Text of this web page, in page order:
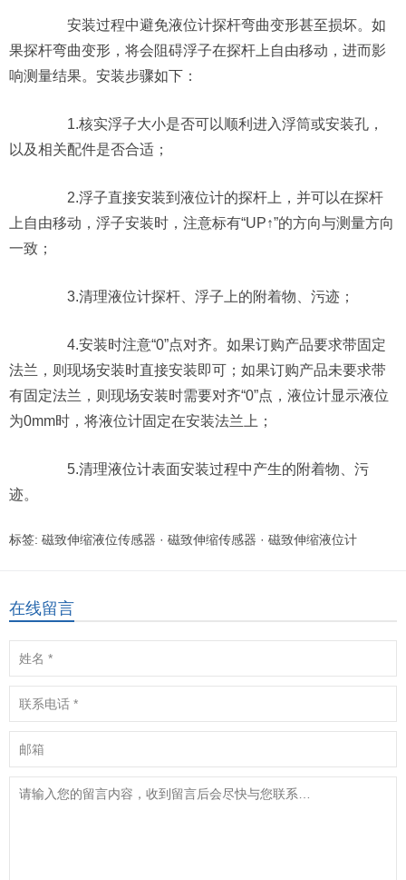
安装过程中避免液位计探杆弯曲变形甚至损坏。如
果探杆弯曲变形，将会阻碍浮子在探杆上自由移动，进而影
响测量结果。安装步骤如下：
1.核实浮子大小是否可以顺利进入浮筒或安装孔，
以及相关配件是否合适；
2.浮子直接安装到液位计的探杆上，并可以在探杆
上自由移动，浮子安装时，注意标有“UP↑”的方向与测量方向
一致；
3.清理液位计探杆、浮子上的附着物、污迹；
4.安装时注意“0”点对齐。如果订购产品要求带固定
法兰，则现场安装时直接安装即可；如果订购产品未要求带
有固定法兰，则现场安装时需要对齐“0”点，液位计显示液位
为0mm时，将液位计固定在安装法兰上；
5.清理液位计表面安装过程中产生的附着物、污
迹。
标签: 磁致伸缩液位传感器 · 磁致伸缩传感器 · 磁致伸缩液位计
在线留言